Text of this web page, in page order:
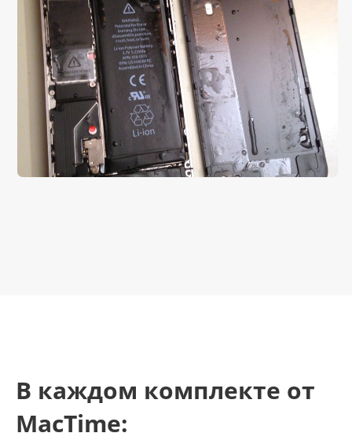
В каждом комплекте от
MacTime: